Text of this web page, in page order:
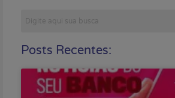
Posts Recentes: